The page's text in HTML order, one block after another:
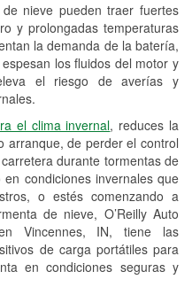
nieve pueden traer fuertes
y prolongadas temperaturas
la demanda de la batería,
los fluidos del motor y
el riesgo de averías y
el clima invernal, reduces la
arranque, de perder el control
durante tormentas de
condiciones invernales que
o estés comenzando a
de nieve, O’Reilly Auto
Vincennes, IN, tiene las
de carga portátiles para
en condiciones seguras y
de
y discos de
a la medida